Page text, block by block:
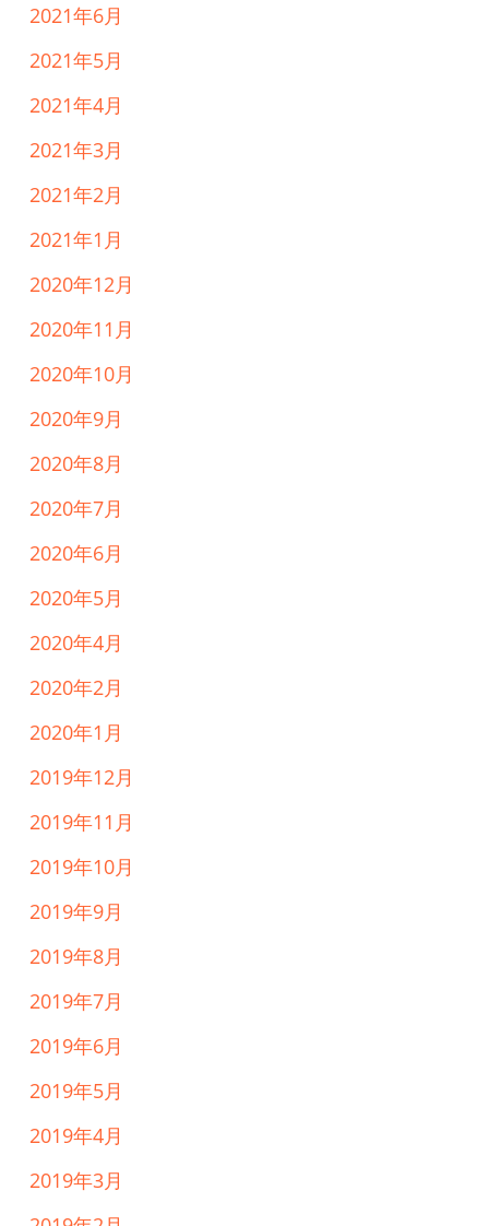
2021年6月
2021年5月
2021年4月
2021年3月
2021年2月
2021年1月
2020年12月
2020年11月
2020年10月
2020年9月
2020年8月
2020年7月
2020年6月
2020年5月
2020年4月
2020年2月
2020年1月
2019年12月
2019年11月
2019年10月
2019年9月
2019年8月
2019年7月
2019年6月
2019年5月
2019年4月
2019年3月